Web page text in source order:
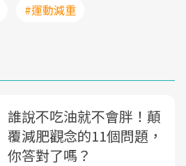
#運動減重
誰說不吃油就不會胖！顛
覆減肥觀念的11個問題，
你答對了嗎？